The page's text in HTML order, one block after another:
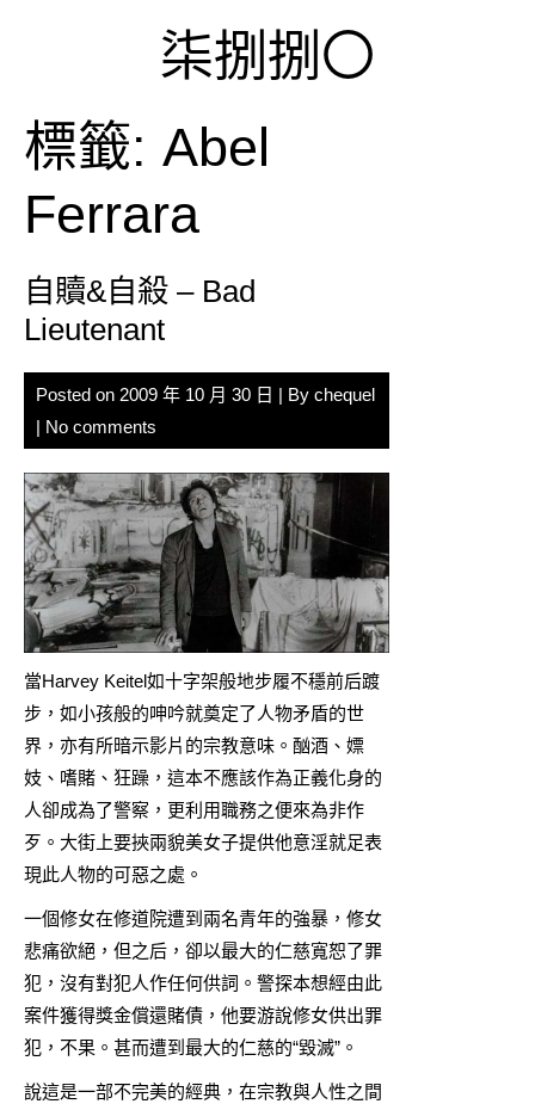
柒捌捌〇
標籤: Abel
Ferrara
自贖&自殺 – Bad
Lieutenant
Posted on 2009 年 10 月 30 日 | By chequel
| No comments
當Harvey Keitel如十字架般地步履不穩前后踱
步，如小孩般的呻吟就奠定了人物矛盾的世
界，亦有所暗示影片的宗教意味。酗酒、嫖
妓、嗜賭、狂躁，這本不應該作為正義化身的
人卻成為了警察，更利用職務之便來為非作
歹。大街上要挾兩貌美女子提供他意淫就足表
現此人物的可惡之處。
一個修女在修道院遭到兩名青年的強暴，修女
悲痛欲絕，但之后，卻以最大的仁慈寬恕了罪
犯，沒有對犯人作任何供詞。警探本想經由此
案件獲得獎金償還賭債，他要游說修女供出罪
犯，不果。甚而遭到最大的仁慈的“毀滅”。
說這是一部不完美的經典，在宗教與人性之間